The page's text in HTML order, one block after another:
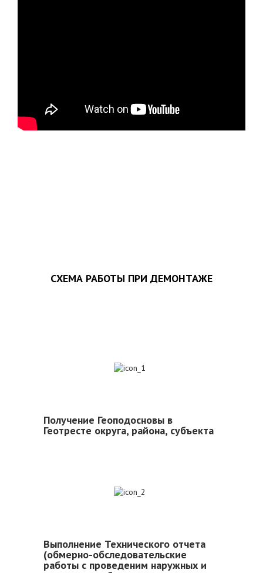
СХЕМА РАБОТЫ ПРИ ДЕМОНТАЖЕ
Получение Геоподосновы в
Геотресте округа, района, субъекта
Выполнение Технического отчета
(обмерно-обследовательские
работы с проведеним наружных и